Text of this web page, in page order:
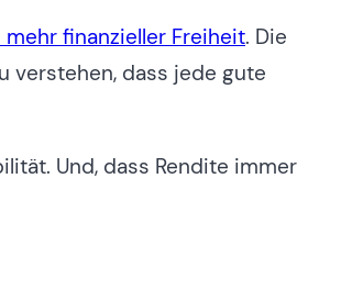
finanzieller Freiheit. Die
verstehen, dass jede gute
Und, dass Rendite immer